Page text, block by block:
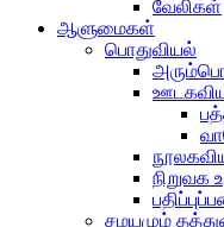
வேலிகள்
ஆளுமைகள்
பொதுவியல்
நிறுவக
சமயமும்